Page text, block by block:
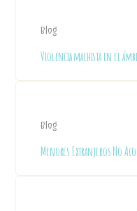
Blog
Violencia machista en el
Blog
Menores Extranjeros No